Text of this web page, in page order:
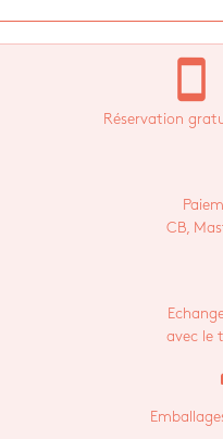
stay_current_portrait
Réservation
CB,
avec le